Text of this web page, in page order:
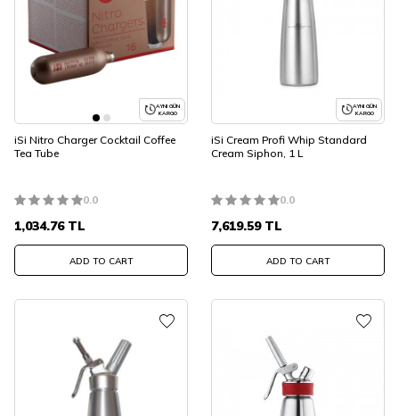
AYNI GÜN
KARGO
iSi Nitro Charger Cocktail Coffee
Tea Tube
0.0
1,034.76TL
ADD TO CART
AYNI GÜN
KARGO
iSi Cream Profi Whip Standard
Cream Siphon, 1 L
0.0
7,619.59TL
ADD TO CART